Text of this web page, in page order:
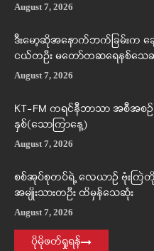
August 7, 2026
ဒီးမော့ဆိုအနောက်ဘက်ခြမ်းက ချ
ငယ်တဦး မတော်တဆရေနစ်သေ
August 7, 2026
KT-FM ကရင်နီဘာသာ အစီအ
နှစ်(သောကြာနေ့)
August 7, 2026
စစ်အုပ်စုတပ်ရဲ့ လေယာဉ် ဗုံးကြဲ
အမျိုးသားတဦး ထိမှန်သေဆုံး
August 7, 2026
ပိုမိုဖတ်ရှုရန်